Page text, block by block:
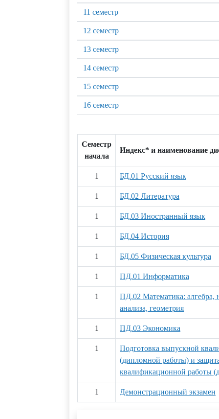
11 семестр
12 семестр
13 семестр
14 семестр
15 семестр
16 семестр
Семестр
начала
Индекс* и наименование
1 БД.01 Русский язык
1 БД.02 Литература
1 БД.03 Иностранный язык
1 БД.04 История
1 БД.05 Физическая культура
1 ПД.01 Информатика
1
ПД.02 Математика: алгебра,
анализа, геометрия
1 ПД.03 Экономика
1
Подготовка выпускной
(дипломной работы) и
квалификационной работы
1 Демонстрационный экзамен